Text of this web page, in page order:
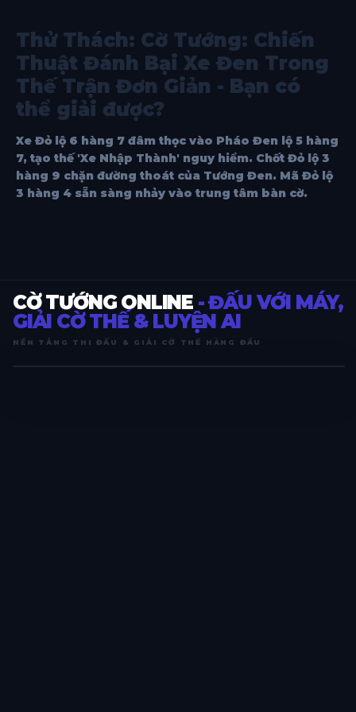
Thử Thách: Cờ Tướng: Chiến
Thuật Đánh Bại Xe Đen Trong
Thế Trận Đơn Giản - Bạn có
thể giải được?
Xe Đỏ lộ 6 hàng 7 đâm thọc vào Pháo Đen lộ 5 hàng
7, tạo thế 'Xe Nhập Thành' nguy hiểm. Chốt Đỏ lộ 3
hàng 9 chặn đường thoát của Tướng Đen. Mã Đỏ lộ
3 hàng 4 sẵn sàng nhảy vào trung tâm bàn cờ.
CỜ TƯỚNG ONLINE - ĐẤU VỚI MÁY,
GIẢI CỜ THẾ & LUYỆN AI
NỀN TẢNG THI ĐẤU & GIẢI CỜ THẾ HÀNG ĐẦU